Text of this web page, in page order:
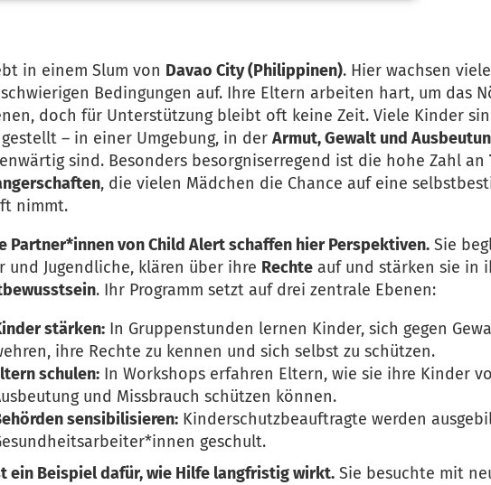
in einem Slum von Davao City (Philippinen). Hier wachsen
Bedingungen auf. Ihre Eltern arbeiten hart, um das
doch für Unterstützung bleibt oft keine Zeit. Viele Kinder
– in einer Umgebung, in derArmut, Gewalt und
sind. Besonders besorgniserregend ist die hohe Zahl an
, die vielen Mädchen die Chance auf eine
nimmt.
Partner*innen von Child Alert schaffen hier Perspektiven. Sie
und Jugendliche, klären über ihre Rechte auf und stärken sie in
. Ihr Programm setzt auf drei zentrale Ebenen:
stärken: In Gruppenstunden lernen Kinder, sich gegen
ihre Rechte zu kennen und sich selbst zu schützen.
schulen: In Workshops erfahren Eltern, wie sie ihre Kinder
und Missbrauch schützen können.
sensibilisieren: Kinderschutzbeauftragte werden
geschult.
ein Beispiel dafür, wie Hilfe langfristig wirkt. Sie besuchte mit